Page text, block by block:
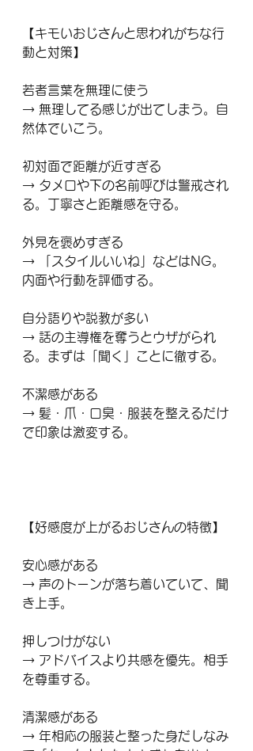
【キモいおじさんと思われがちな行
動と対策】
若者言葉を無理に使う
→ 無理してる感じが出てしまう。自
然体でいこう。
初対面で距離が近すぎる
→ タメ口や下の名前呼びは警戒され
る。丁寧さと距離感を守る。
外見を褒めすぎる
→ 「スタイルいいね」などはNG。
内面や行動を評価する。
自分語りや説教が多い
→ 話の主導権を奪うとウザがられ
る。まずは「聞く」ことに徹する。
不潔感がある
→ 髪・爪・口臭・服装を整えるだけ
で印象は激変する。
【好感度が上がるおじさんの特徴】
安心感がある
→ 声のトーンが落ち着いていて、聞
き上手。
押しつけがない
→ アドバイスより共感を優先。相手
を尊重する。
清潔感がある
→ 年相応の服装と整った身だしなみ